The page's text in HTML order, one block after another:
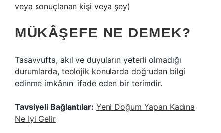
veya sonuçlanan kişi veya şey)
MÜKÂŞEFE NE DEMEK?
Tasavvufta, akıl ve duyuların yeterli olmadığı
durumlarda, teolojik konularda doğrudan bilgi
edinme imkânını ifade eden bir terimdir.
Tavsiyeli Bağlantılar: Yeni Doğum Yapan Kadına
Ne Iyi Gelir